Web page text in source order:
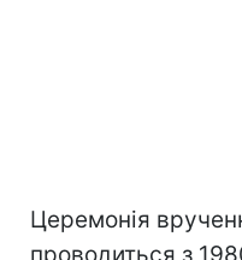
Церемонія
проводиться з